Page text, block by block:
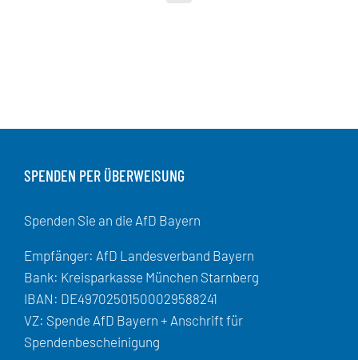
SPENDEN PER ÜBERWEISUNG
Spenden Sie an die AfD Bayern
Empfänger: AfD Landesverband Bayern
Bank: Kreisparkasse München Starnberg
IBAN: DE49702501500029588241
VZ: Spende AfD Bayern + Anschrift für
Spendenbescheinigung